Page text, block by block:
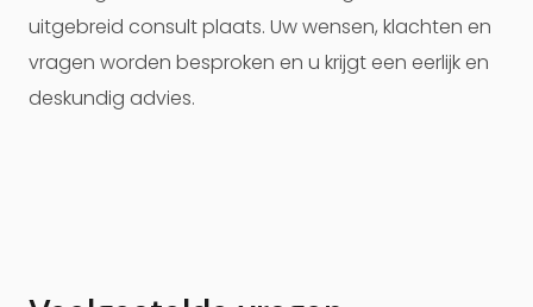
uitgebreid consult plaats. Uw wensen, klachten en
vragen worden besproken en u krijgt een eerlijk en
deskundig advies.